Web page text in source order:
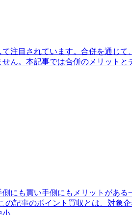
注目されています。合併を通じ
ん。本記事では合併のメリット
にも買い手側にもメリットがあ
記事のポイント買収とは、対象
小